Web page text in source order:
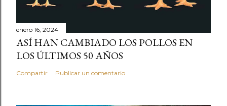
enero 16, 2024
ASÍ HAN CAMBIADO LOS POLLOS EN
LOS ÚLTIMOS 50 AÑOS
Compartir Publicar un comentario